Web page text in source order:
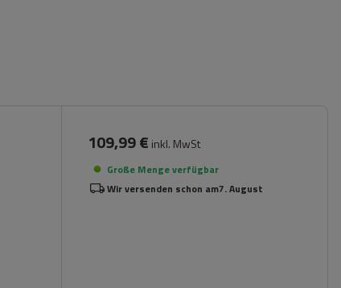
109,99 € inkl. MwSt
Große Menge verfügbar
Wir versenden schon am7. August